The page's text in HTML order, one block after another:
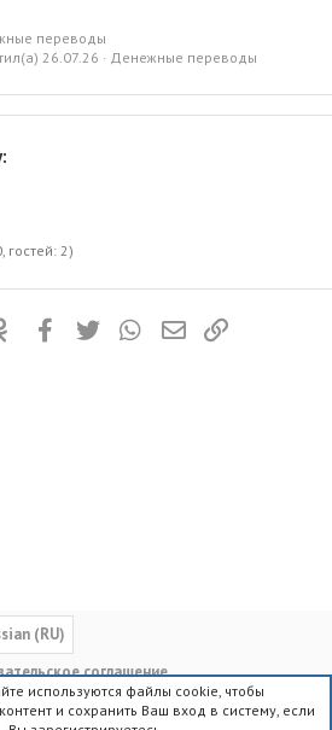
переводы
Денежные переводы
26.07.26
гостей: 2)
Одноклассники
FacebookTwitter WhatsAppЭлектронная почта
(RU)
соглашение
Помощь Главная
R
S
используются файлы cookie, чтобы
и сохранить Ваш вход в систему, если